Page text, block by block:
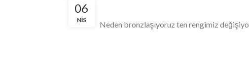
06
NIS Neden bronzlaşıyoruz ten rengimiz